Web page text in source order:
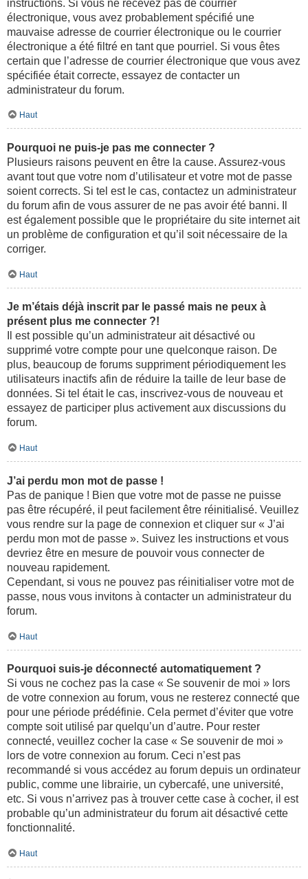
instructions. Si vous ne recevez pas de courrier
électronique, vous avez probablement spécifié une
mauvaise adresse de courrier électronique ou le courrier
électronique a été filtré en tant que pourriel. Si vous êtes
certain que l’adresse de courrier électronique que vous avez
spécifiée était correcte, essayez de contacter un
administrateur du forum.
Haut
Pourquoi ne puis-je pas me connecter ?
Plusieurs raisons peuvent en être la cause. Assurez-vous
avant tout que votre nom d’utilisateur et votre mot de passe
soient corrects. Si tel est le cas, contactez un administrateur
du forum afin de vous assurer de ne pas avoir été banni. Il
est également possible que le propriétaire du site internet ait
un problème de configuration et qu’il soit nécessaire de la
corriger.
Haut
Je m’étais déjà inscrit par le passé mais ne peux à
présent plus me connecter ?!
Il est possible qu’un administrateur ait désactivé ou
supprimé votre compte pour une quelconque raison. De
plus, beaucoup de forums suppriment périodiquement les
utilisateurs inactifs afin de réduire la taille de leur base de
données. Si tel était le cas, inscrivez-vous de nouveau et
essayez de participer plus activement aux discussions du
forum.
Haut
J’ai perdu mon mot de passe !
Pas de panique ! Bien que votre mot de passe ne puisse
pas être récupéré, il peut facilement être réinitialisé. Veuillez
vous rendre sur la page de connexion et cliquer sur « J’ai
perdu mon mot de passe ». Suivez les instructions et vous
devriez être en mesure de pouvoir vous connecter de
nouveau rapidement.
Cependant, si vous ne pouvez pas réinitialiser votre mot de
passe, nous vous invitons à contacter un administrateur du
forum.
Haut
Pourquoi suis-je déconnecté automatiquement ?
Si vous ne cochez pas la case « Se souvenir de moi » lors
de votre connexion au forum, vous ne resterez connecté que
pour une période prédéfinie. Cela permet d’éviter que votre
compte soit utilisé par quelqu’un d’autre. Pour rester
connecté, veuillez cocher la case « Se souvenir de moi »
lors de votre connexion au forum. Ceci n’est pas
recommandé si vous accédez au forum depuis un ordinateur
public, comme une librairie, un cybercafé, une université,
etc. Si vous n’arrivez pas à trouver cette case à cocher, il est
probable qu’un administrateur du forum ait désactivé cette
fonctionnalité.
Haut